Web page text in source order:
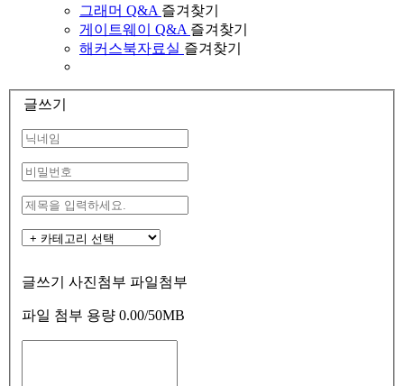
그래머 Q&A 즐겨찾기
게이트웨이 Q&A 즐겨찾기
해커스북자료실 즐겨찾기
글쓰기
글쓰기 사진첨부 파일첨부
파일 첨부 용량 0.00/50MB